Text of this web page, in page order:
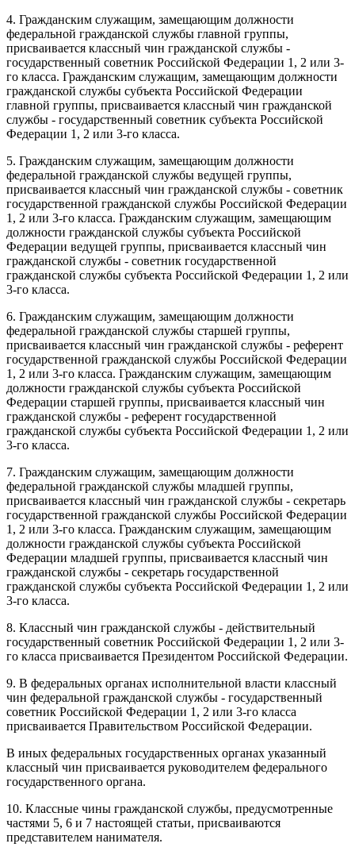
4. Гражданским служащим, замещающим должности
федеральной гражданской службы главной группы,
присваивается классный чин гражданской службы -
государственный советник Российской Федерации 1, 2 или 3-
го класса. Гражданским служащим, замещающим должности
гражданской службы субъекта Российской Федерации
главной группы, присваивается классный чин гражданской
службы - государственный советник субъекта Российской
Федерации 1, 2 или 3-го класса.
5. Гражданским служащим, замещающим должности
федеральной гражданской службы ведущей группы,
присваивается классный чин гражданской службы - советник
государственной гражданской службы Российской Федерации
1, 2 или 3-го класса. Гражданским служащим, замещающим
должности гражданской службы субъекта Российской
Федерации ведущей группы, присваивается классный чин
гражданской службы - советник государственной
гражданской службы субъекта Российской Федерации 1, 2 или
3-го класса.
6. Гражданским служащим, замещающим должности
федеральной гражданской службы старшей группы,
присваивается классный чин гражданской службы - референт
государственной гражданской службы Российской Федерации
1, 2 или 3-го класса. Гражданским служащим, замещающим
должности гражданской службы субъекта Российской
Федерации старшей группы, присваивается классный чин
гражданской службы - референт государственной
гражданской службы субъекта Российской Федерации 1, 2 или
3-го класса.
7. Гражданским служащим, замещающим должности
федеральной гражданской службы младшей группы,
присваивается классный чин гражданской службы - секретарь
государственной гражданской службы Российской Федерации
1, 2 или 3-го класса. Гражданским служащим, замещающим
должности гражданской службы субъекта Российской
Федерации младшей группы, присваивается классный чин
гражданской службы - секретарь государственной
гражданской службы субъекта Российской Федерации 1, 2 или
3-го класса.
8. Классный чин гражданской службы - действительный
государственный советник Российской Федерации 1, 2 или 3-
го класса присваивается Президентом Российской Федерации.
9. В федеральных органах исполнительной власти классный
чин федеральной гражданской службы - государственный
советник Российской Федерации 1, 2 или 3-го класса
присваивается Правительством Российской Федерации.
В иных федеральных государственных органах указанный
классный чин присваивается руководителем федерального
государственного органа.
10. Классные чины гражданской службы, предусмотренные
частями 5, 6 и 7 настоящей статьи, присваиваются
представителем нанимателя.